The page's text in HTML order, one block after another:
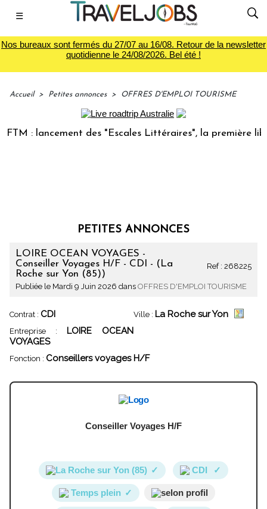
☰
Nos bureaux sont fermés du 27/07 au 16/08. Retour de la newsletter
quotidienne le 24/08/2026. Bel été !
Accueil > Petites annonces > OFFRES D'EMPLOI TOURISME
: lancement des "Escales Littéraires", la première
PETITES ANNONCES
Ref : 268225
LOIRE OCEAN VOYAGES -
Conseiller Voyages H/F - CDI - (La
Roche sur Yon (85))
Publiée le Mardi 9 Juin 2026 dans OFFRES D'EMPLOI TOURISME
Contrat : CDI Ville : La Roche sur Yon
Entreprise : LOIRE OCEAN
VOYAGES
Fonction : Conseillers voyages H/F
Conseiller Voyages H/F
La Roche sur Yon (85) ✓ CDI ✓
Temps plein ✓ selon profil